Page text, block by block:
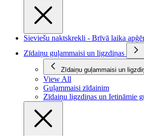
Sieviešu naktskrekli - Brīvā laika
Zīdaiņu guļammaisi un ligzdiņas
Zīdaiņu guļammaisi un
View All
Guļammaisi zīdainim
Zīdaiņu ligzdiņas un Ietināmie